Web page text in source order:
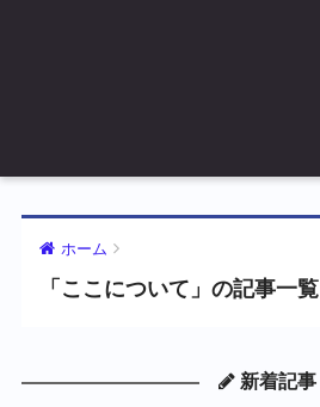
ホーム
「ここについて」の記事一覧
新着記事